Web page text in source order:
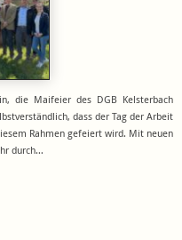
die Maifeier des DGB Kelsterbach
dass der Tag der Arbeit
Rahmen gefeiert wird. Mit neuen
durch…